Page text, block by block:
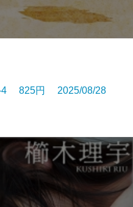
4 825円 2025/08/28